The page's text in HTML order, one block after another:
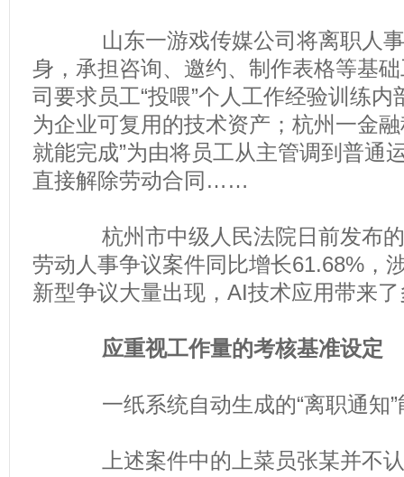
山东一游戏传媒公司将离职人事
身，承担咨询、邀约、制作表格等基
司要求员工“投喂”个人工作经验训练
为企业可复用的技术资产；杭州一金
就能完成”为由将员工从主管调到普通
直接解除劳动合同……
杭州市中级人民法院日前发布的
劳动人事争议案件同比增长61.68%，
新型争议大量出现，AI技术应用带来
应重视工作量的考核基准设定
一纸系统自动生成的“离职通知”
上述案件中的上菜员张某并不认